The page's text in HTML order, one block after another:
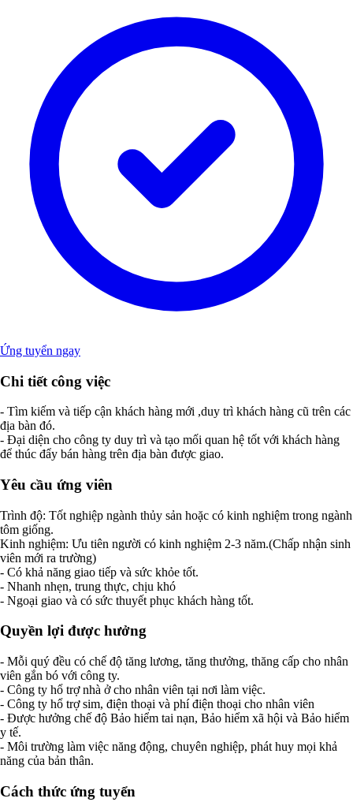
Ứng tuyển ngay
Chi tiết công việc
- Tìm kiếm và tiếp cận khách hàng mới ,duy trì khách hàng cũ trên các
địa bàn đó.
- Đại diện cho công ty duy trì và tạo mối quan hệ tốt với khách hàng
để thúc đẩy bán hàng trên địa bàn được giao.
Yêu cầu ứng viên
Trình độ: Tốt nghiệp ngành thủy sản hoặc có kinh nghiệm trong ngành
tôm giống.
Kinh nghiệm: Ưu tiên người có kinh nghiệm 2-3 năm.(Chấp nhận sinh
viên mới ra trường)
- Có khả năng giao tiếp và sức khỏe tốt.
- Nhanh nhẹn, trung thực, chịu khó
- Ngoại giao và có sức thuyết phục khách hàng tốt.
Quyền lợi được hưởng
- Mỗi quý đều có chế độ tăng lương, tăng thưởng, thăng cấp cho nhân
viên gắn bó với công ty.
- Công ty hổ trợ nhà ở cho nhân viên tại nơi làm việc.
- Công ty hổ trợ sim, điện thoại và phí điện thoại cho nhân viên
- Được hưởng chế độ Bảo hiểm tai nạn, Bảo hiểm xã hội và Bảo hiểm
y tế.
- Môi trường làm việc năng động, chuyên nghiệp, phát huy mọi khả
năng của bản thân.
Cách thức ứng tuyển